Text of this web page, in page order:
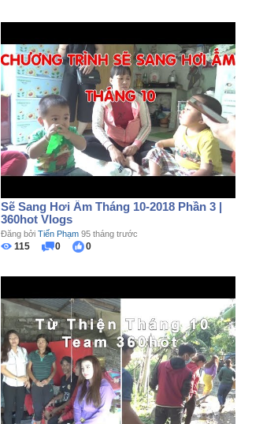
Sẽ Sang Hơi Ấm Tháng 10-2018 Phần 3 |
360hot Vlogs
Đăng bởi Tiến Phạm 95 tháng trước
115 0 0